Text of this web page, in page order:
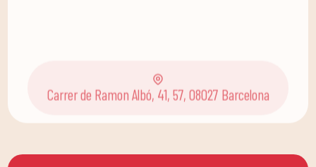
Carrer de Ramon Albó, 41, 57, 08027 Barcelona